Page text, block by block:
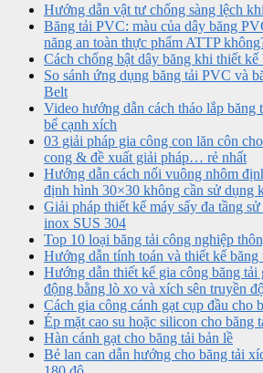
Hướng dẫn vật tư chống sàng lệch
Băng tải PVC: màu của dây băng
năng an toàn thực phẩm ATTP
Cách chống bật dây băng khi thiết
So sánh ứng dụng băng tải PVC và
Belt
Video hướng dẫn cách tháo lắp
bể cạnh xích
03 giải pháp gia công con lăn côn
cong & đề xuất giải pháp… rẻ nhất
Hướng dẫn cách nối vuông nhôm
định hình 30×30 không cần sử dụng
Giải pháp thiết kế máy sấy đa tầng
inox SUS 304
Top 10 loại băng tải công nghiệp
Hướng dẫn tính toán và thiết kế băng
Hướng dẫn thiết kế gia công băng tải
động bằng lò xo và xích sên truyền
Cách gia công cánh gạt cụp đầu cho
Ép mặt cao su hoặc silicon cho băng
Hàn cánh gạt cho băng tải bản lề
Bẻ lan can dẫn hướng cho băng tải